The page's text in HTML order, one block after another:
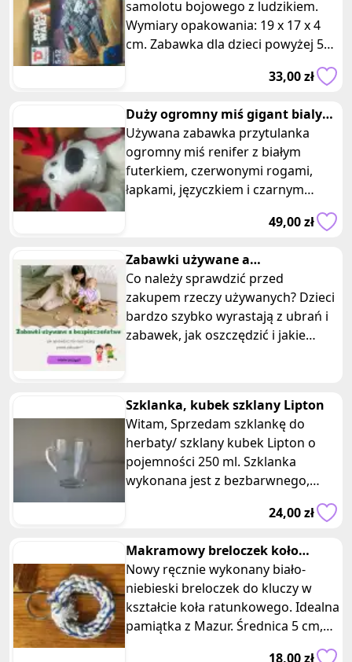
samolotu bojowego z ludzikiem.
Wymiary opakowania: 19 x 17 x 4
cm. Zabawka dla dzieci powyżej 5
33,00 zł
Duży ogromny miś gigant bialy
renifer z czerwonymi rogami
Używana zabawka przytulanka
ogromny miś renifer z białym
futerkiem, czerwonymi rogami,
łapkami, języczkiem i czarnym
49,00 zł
Zabawki używane a
bezpieczeństwo – jak sprawdzić
stan techniczny przed zakupem?
Co należy sprawdzić przed
zakupem rzeczy używanych? Dzieci
bardzo szybko wyrastają z ubrań i
zabawek, jak oszczędzić i jakie
Szklanka, kubek szklany Lipton
Witam, Sprzedam szklankę do
herbaty/ szklany kubek Lipton o
pojemności 250 ml. Szklanka
wykonana jest z bezbarwnego,
wytrzymałego szkła hartowanego,
24,00 zł
Makramowy breloczek koło
ratunkowe biało- niebieskie
Nowy ręcznie wykonany biało-
niebieski breloczek do kluczy w
kształcie koła ratunkowego. Idealna
pamiątka z Mazur. Średnica 5 cm,
18,00 zł